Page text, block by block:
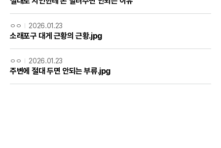
ㅇㅇ 2026.01.23
소래포구 대게 근황의 근황.jpg
ㅇㅇ 2026.01.23
주변에 절대 두면 안되는 부류.jpg